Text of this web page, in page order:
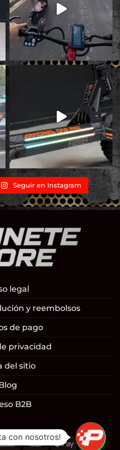
Seguir en Instagram
legal
y reembolsos
de pago
privacidad
del sitio
B2B
Cash
Cash
Google
con nosotros!